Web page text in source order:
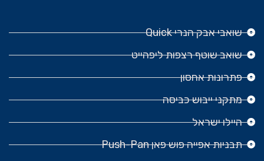
שואבי אבק הנרי Quick
שואב שוטף רצפות ליפהייט
פתרונות אחסון
מתקני ייבוש כביסה
היילו ישראל
תבניות אפייה פוש פאן Push-Pan